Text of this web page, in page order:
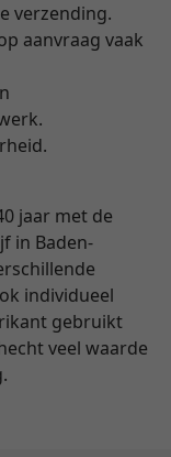
verzending.
aanvraag vaak
jaar met de
in Baden-
individueel
gebruikt
veel waarde